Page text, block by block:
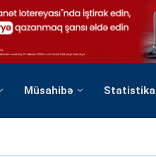
Müsahibə Statistika